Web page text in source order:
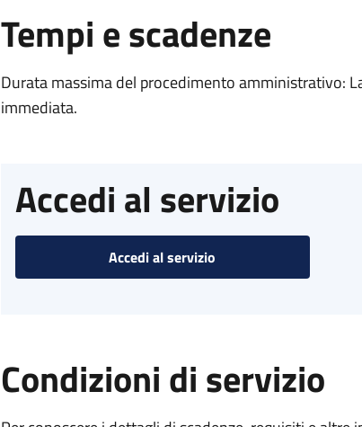
Tempi e scadenze
Durata massima del procedimento amministrativo:
immediata.
Accedi al servizio
Accedi al servizio
Condizioni di servizio